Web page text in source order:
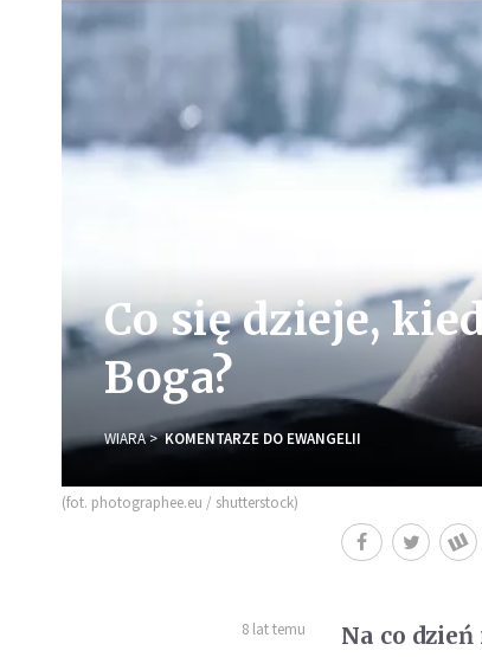
Co się dzieje,
Boga?
WIARA KOMENTARZE DO EWANGELII
(fot. photographee.eu / shutterstock)
8 lat temu
Na co